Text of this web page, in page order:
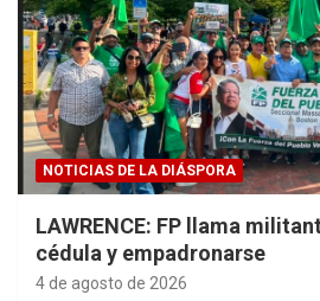
NOTICIAS DE LA DIÁSPORA
LAWRENCE: FP llama
cédula y empadronarse
4 de agosto de 2026